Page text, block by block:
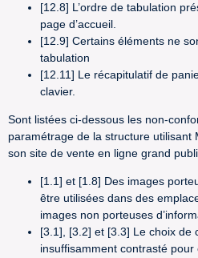
[12.8] L’ordre de tabulation
page d’accueil.
[12.9] Certains éléments ne
tabulation
[12.11] Le récapitulatif de
clavier.
Sont listées ci-dessous les non-
paramétrage de la structure utilisant
son site de vente en ligne grand
[1.1] et [1.8] Des images
être utilisées dans des
images non porteuses
[3.1], [3.2] et [3.3] Le choix de
insuffisamment contrasté pour